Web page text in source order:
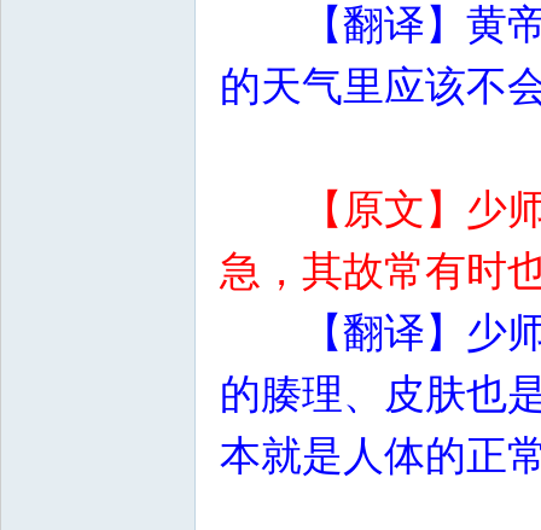
【翻译】黄
的天气里应该不
【原文】少
急，其故常有时
【翻译】少
的腠理、皮肤也
本就是人体的正